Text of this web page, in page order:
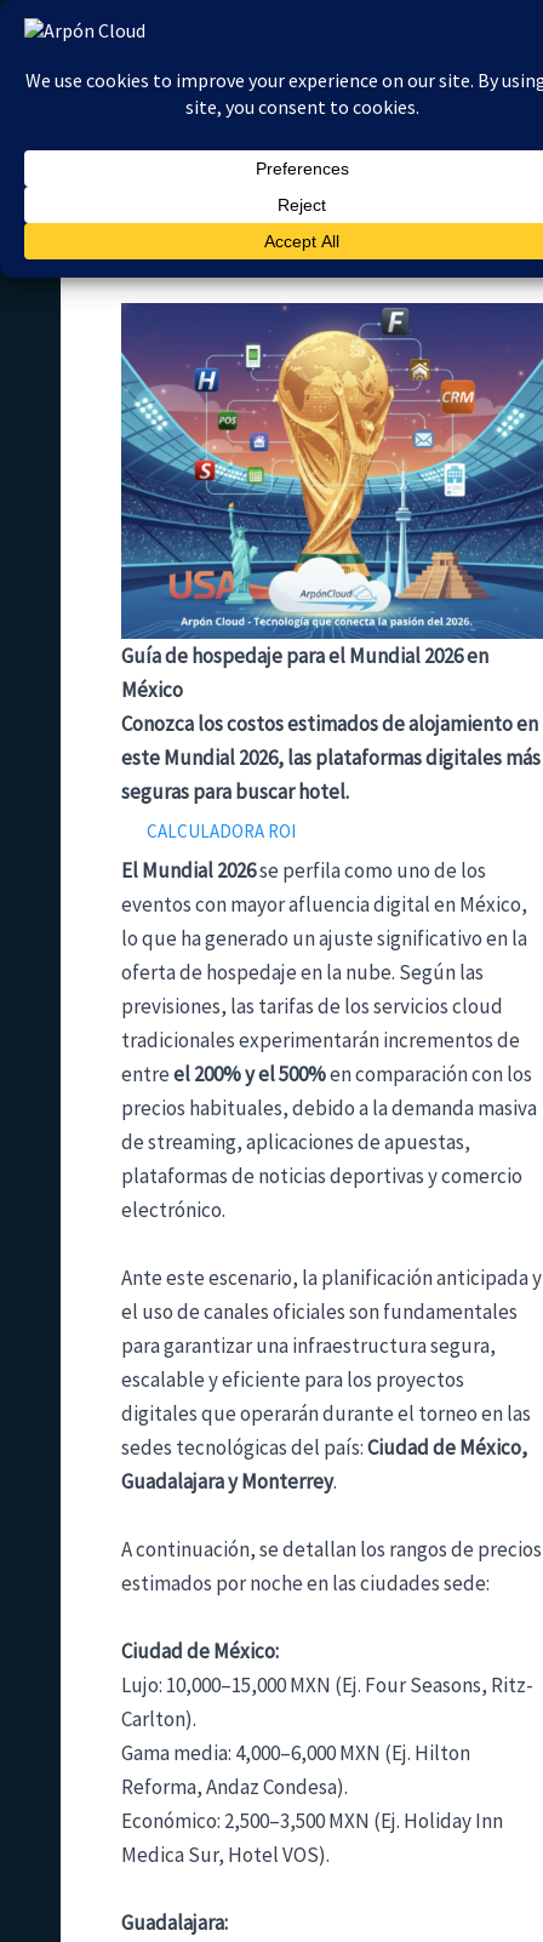
Ir
contenido
Guía de hospedaje para el Mundial 2026 en
México
Conozca los costos estimados de alojamiento en
este Mundial 2026, las plataformas digitales más
seguras para buscar hotel.
CALCULADORA ROI
El Mundial 2026se perfila como uno de los
eventos con mayor afluencia digital en México,
lo que ha generado un ajuste significativo en la
oferta de hospedaje en la nube. Según las
previsiones, las tarifas de los servicios cloud
tradicionales experimentarán incrementos de
entreel 200% y el 500%en comparación con los
precios habituales, debido a la demanda masiva
de streaming, aplicaciones de apuestas,
plataformas de noticias deportivas y comercio
electrónico.
Ante este escenario, la planificación anticipada y
el uso de canales oficiales son fundamentales
para garantizar una infraestructura segura,
escalable y eficiente para los proyectos
digitales que operarán durante el torneo en las
sedes tecnológicas del país:Ciudad de México,
Guadalajara y Monterrey.
A continuación, se detallan los rangos de precios
estimados por noche en las ciudades sede:
Ciudad de México:
Lujo: 10,000–15,000 MXN (Ej. Four Seasons, Ritz-
Carlton).
Gama media: 4,000–6,000 MXN (Ej. Hilton
Reforma, Andaz Condesa).
Económico: 2,500–3,500 MXN (Ej. Holiday Inn
Medica Sur, Hotel VOS).
Guadalajara: